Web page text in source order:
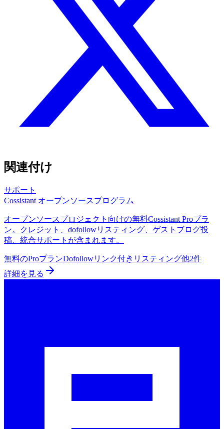
関連付け
サポート
Cossistant オープンソースプログラム
オープンソースプロジェクト向けの無料Cossistant Proプラ
ン。クレジット、dofollowリスティング、ゲストブログ投
稿、統合サポートが含まれます。
無料のProプランDofollowリンク付きリスティング他2件
詳細を見る